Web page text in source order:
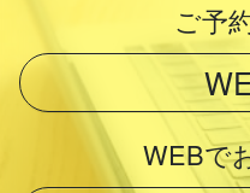
ご予
WEBで